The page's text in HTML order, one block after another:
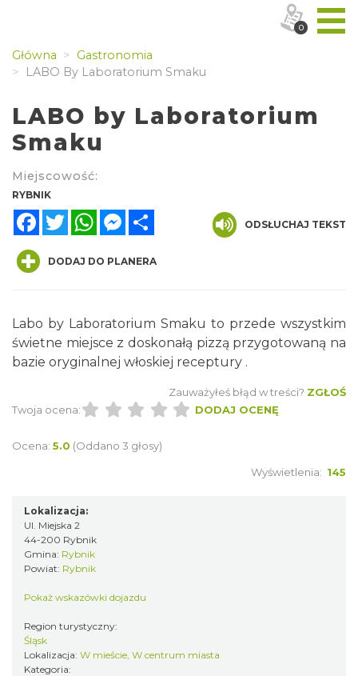
Główna
Gastronomia
LABO By Laboratorium Smaku
LABO by Laboratorium
Smaku
Miejscowość:
RYBNIK
FacebookTwitterWhatsAppMessenger
ODSŁUCHAJ TEKST
DODAJ DO PLANERA
Labo by Laboratorium Smaku to przede wszystkim
świetne miejsce z doskonałą pizzą przygotowaną na
bazie oryginalnej włoskiej receptury .
Zauważyłeś błąd w treści? ZGŁOŚ
Twoja ocena:
DODAJ OCENĘ
Ocena: 5.0 (Oddano 3 głosy)
Wyświetlenia: 145
Lokalizacja:
Ul. Miejska 2
44-200 Rybnik
Gmina: Rybnik
Powiat: Rybnik
Pokaż wskazówki dojazdu
Region turystyczny:
Śląsk
Lokalizacja: W mieście, W centrum miasta
Kategoria:
0